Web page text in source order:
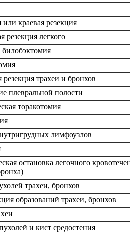
или краевая резекция
резекция легкого
резекция трахеи и бронхов
плевральной полости
торакотомия
лимфоузлов
остановка легочного
трахеи, бронхов
образований трахеи, бронхов
и кист средостения